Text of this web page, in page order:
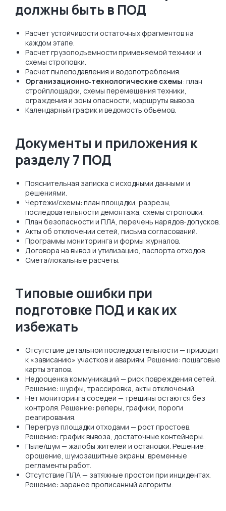
должны быть в ПОД
Расчет устойчивости остаточных фрагментов на
каждом этапе.
Расчет грузоподъемности применяемой техники и
схемы строповки.
Расчет пылеподавления и водопотребления.
Организационно‑технологические схемы: план
стройплощадки, схемы перемещения техники,
ограждения и зоны опасности, маршруты вывоза.
Календарный график и ведомость объемов.
Документы и приложения к
разделу 7 ПОД
Пояснительная записка с исходными данными и
решениями.
Чертежи/схемы: план площадки, разрезы,
последовательности демонтажа, схемы строповки.
План безопасности и ПЛА, перечень нарядов-допусков.
Акты об отключении сетей, письма согласований.
Программы мониторинга и формы журналов.
Договора на вывоз и утилизацию, паспорта отходов.
Смета/локальные расчеты.
Типовые ошибки при
подготовке ПОД и как их
избежать
Отсутствие детальной последовательности — приводит
к «зависанию» участков и авариям. Решение: пошаговые
карты этапов.
Недооценка коммуникаций — риск повреждения сетей.
Решение: шурфы, трассировка, акты отключений.
Нет мониторинга соседей — трещины остаются без
контроля. Решение: реперы, графики, пороги
реагирования.
Перегруз площадки отходами — рост простоев.
Решение: график вывоза, достаточные контейнеры.
Пыле/шум — жалобы жителей и остановки. Решение:
орошение, шумозащитные экраны, временные
регламенты работ.
Отсутствие ПЛА — затяжные простои при инцидентах.
Решение: заранее прописанный алгоритм.